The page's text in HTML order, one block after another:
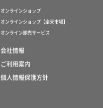
オンラインショップ
オンラインショップ【楽天市場】
オンライン卸売サービス
会社情報
ご利用案内
個人情報保護方針